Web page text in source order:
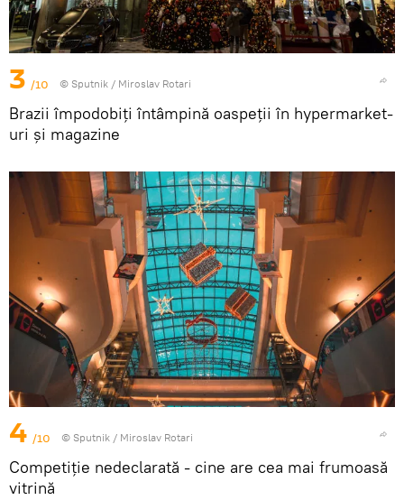
3 /10 © Sputnik / Miroslav Rotari
Brazii împodobiți întâmpină oaspeţii în hypermarket-
uri și magazine
4 /10 © Sputnik / Miroslav Rotari
Competiție nedeclarată - cine are cea mai frumoasă
vitrină